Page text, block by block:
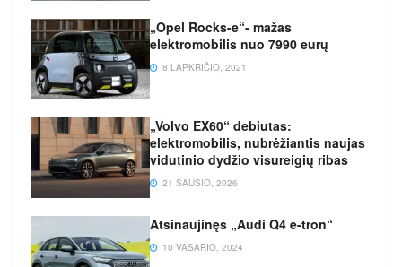
„Opel Rocks-e“- mažas
elektromobilis nuo 7990 eurų
8 LAPKRIČIO, 2021
„Volvo EX60“ debiutas:
elektromobilis, nubrėžiantis naujas
vidutinio dydžio visureigių ribas
21 SAUSIO, 2026
Atsinaujinęs „Audi Q4 e-tron“
10 VASARIO, 2024